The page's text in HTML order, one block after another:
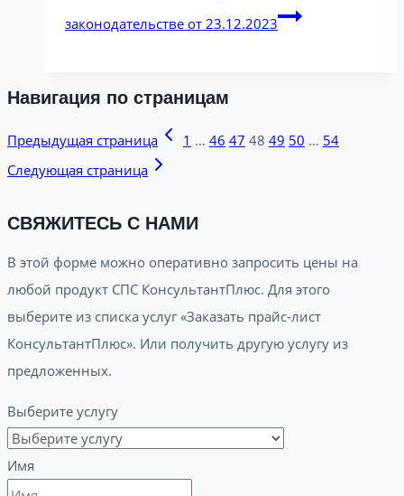
законодательстве от 23.12.2023
Навигация по страницам
Предыдущая страница 1 … 46 47 48 49 50 … 54
Следующая страница
СВЯЖИТЕСЬ С НАМИ
В этой форме можно оперативно запросить цены на
любой продукт СПС КонсультантПлюс. Для этого
выберите из списка услуг «Заказать прайс-лист
КонсультантПлюс». Или получить другую услугу из
предложенных.
Выберите услугу
Имя